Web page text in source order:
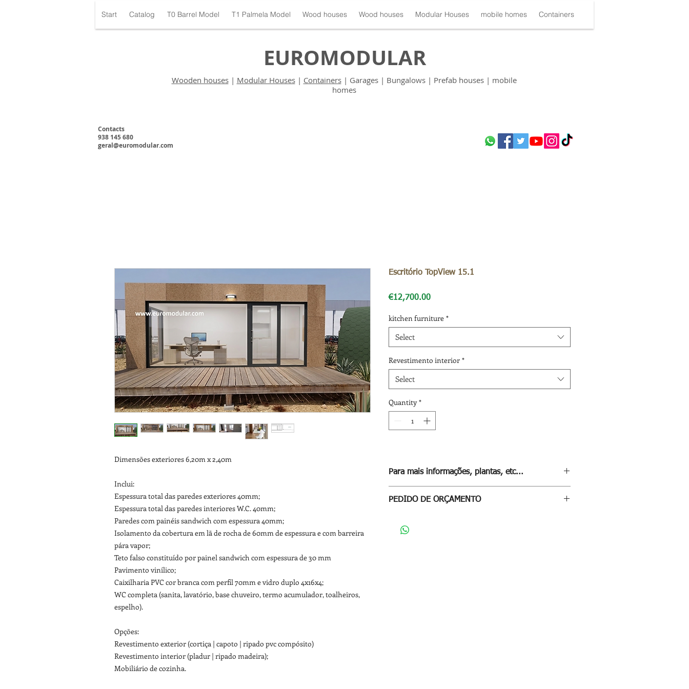
Start Catalog T0 Barrel Model T1 Palmela Model Wood houses Wood houses Modular Houses mobile homes Containers
EUROMODULAR
Wooden houses| Modular Houses| Containers| Garages | Bungalows | Prefab houses | mobile
homes
Contacts
938 145 680
geral@euromodular.com
Dimensões exteriores 6,20m x 2,40m
Inclui:
Espessura total das paredes exteriores 40mm;
Espessura total das paredes interiores W.C. 40mm;
Paredes com painéis sandwich com espessura 40mm;
Isolamento da cobertura em lã de rocha de 60mm de espessura e com barreira
pára vapor;
Teto falso constituído por painel sandwich com espessura de 30 mm
Pavimento vinílico;
Caixilharia PVC cor branca com perfil 70mm e vidro duplo 4x16x4;
WC completa (sanita, lavatório, base chuveiro, termo acumulador, toalheiros,
espelho).
Opções:
Revestimento exterior (cortiça | capoto | ripado pvc compósito)
Revestimento interior (pladur | ripado madeira);
Mobiliário de cozinha.
Escritório TopView 15.1
€12,700.00Price
kitchen furniture *
Select
Revestimento interior *
Select
Quantity *
Para mais informações, plantas, etc...
PEDIDO DE ORÇAMENTO
através deste